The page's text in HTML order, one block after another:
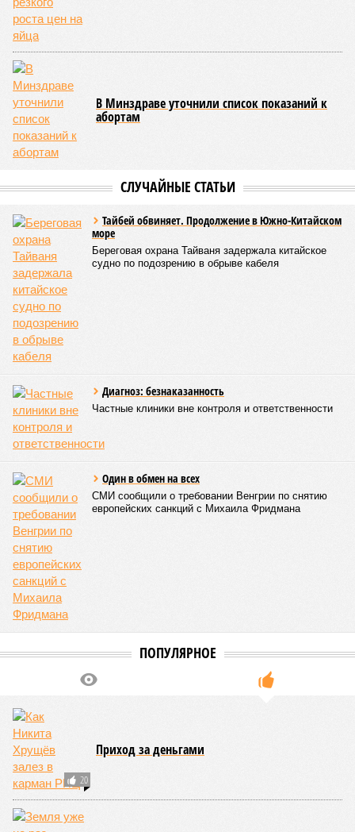
начался небывалый паводок, быстро обернувшийся
страшным наводнением, которое обильные весенние ливни
массовый потоп, в июле же Китай в дополнение накрыло
сразу девятью циклонами. Последствия оказались
невообразимыми: наводнение погребло под собой
территорию в 180 тыс. квадратных километров, что равно
по площади Карелии, шести Курским или Калужским
областям, десятку Чуваший.
В общем, недаром события 1931-го находятся на первом
месте в списке самых смертоносных стихийных бедствий,
пострадавших в тот год достигло 53 млн человек, число
погибших, по некоторым оценкам, составило 4 миллиона.
Впрочем, для Китая подобное не в новинку. Так, в сентябре
1887 года вода прорвала многочисленные дамбы на реке
Хуанхэ и быстро залила почти весь Северный Китай, так
как местность там довольно низменная, и потоп просто не
встречал препятствий на своём пути, уничтожая деревни и
целые города. Водой залило 130 тыс. квадратных
километров (а это больше территорий Оренбургской или
ещё столько же погибли в результате спровоцированной
катастрофой пандемии.
Третье место по кровожадности в рейтинге стихийных
ставший самым мощным среди себе подобных за всю
историю наблюдений. Он поразил территории современной
Бангладеш, тогда называвшейся Восточным Пакистаном, и
индийского штата Западная Бенгалия. Шторма унесли
жизни полумиллиона человек.
Кажется, стремящаяся сохранить свою чистоту природа
что-то знала о том, какие именно страны станут со
временем самыми «грязными» в плане производств, и
планомерно подтачивала их демографию. А как ещё
объяснить то, что в топ-10 природных катастроф почти все
места занимают бедствия, разразившиеся в Индии,
Европу подобные катастрофы никогда не затрагивали,
масштабные эпидемии вроде бубонной чумы (200 млн
погибших) или «испанки» (по разным оценкам, от 17,4 до
100 млн погибших во всём мире).
Когда земля – дыбом
Но это дела давно минувших дней. А что нам ждать в
дальнейшем? Авторы энциклопедии A-Z Animals,